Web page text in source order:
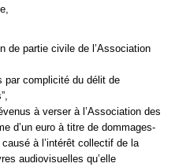
de partie civile de l’Association
par complicité du délit de
à verser à l’Association des
d’un euro à titre de dommages-
à l’intérêt collectif de la
audiovisuelles qu’elle